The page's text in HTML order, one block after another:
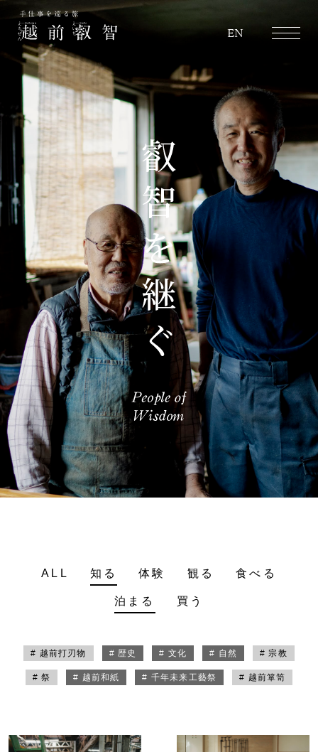
EN
ALL 知る 体験 観る 食べる
泊まる 買う
# 越前打刃物 # 歴史 # 文化 # 自然 # 宗教
# 祭 # 越前和紙 # 千年未来工藝祭 # 越前箪笥